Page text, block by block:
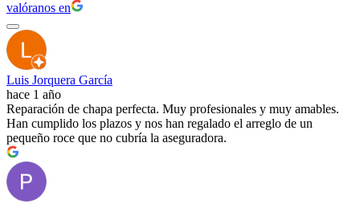
valóranos en
Luis Jorquera García
hace 1 año
Reparación de chapa perfecta. Muy profesionales y muy amables.
Han cumplido los plazos y nos han regalado el arreglo de un
pequeño roce que no cubría la aseguradora.